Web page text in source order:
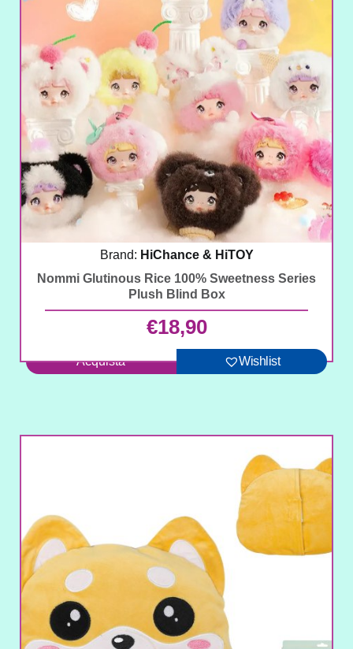
Brand: HiChance & HiTOY
Nommi Glutinous Rice 100% Sweetness Series
Plush Blind Box
€18,90
Acquista Wishlist